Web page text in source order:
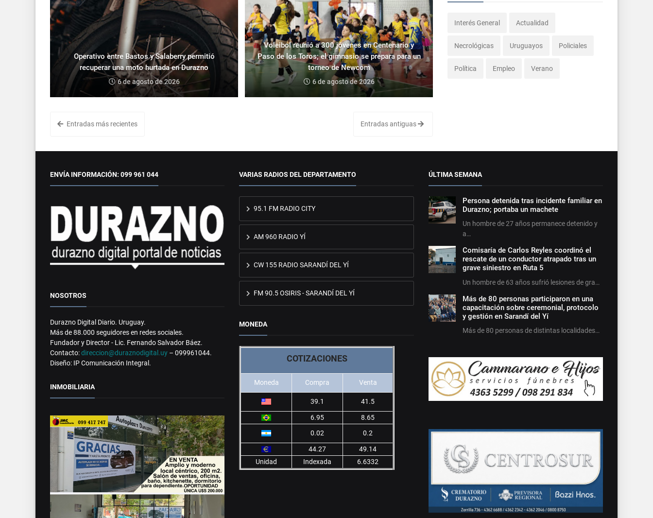
Operativo entre Bastos y Salaberry permitió
recuperar una moto hurtada en Durazno
6 de agosto de 2026
Voleibol reunió a 300 jóvenes en Centenario y
Paso de los Toros; el gimnasio se prepara para un
torneo de Newcom
6 de agosto de 2026
Entradas más recientes Entradas antiguas
Interés General Actualidad
Necrológicas Uruguayos Policiales
Política Empleo Verano
ENVÍA INFORMACIÓN: 099 961 044
NOSOTROS
Durazno Digital Diario. Uruguay.
Más de 88.000 seguidores en redes sociales.
Fundador y Director - Lic. Fernando Salvador Báez.
Contacto:direccion@duraznodigital.uy – 099961044.
Diseño: IP Comunicación Integral.
INMOBILIARIA
VARIAS RADIOS DEL DEPARTAMENTO
95.1 FM RADIO CITY
AM 960 RADIO YÍ
CW 155 RADIO SARANDÍ DEL YÍ
FM 90.5 OSIRIS - SARANDÍ DEL YÍ
MONEDA
COTIZACIONES
Moneda Compra Venta
39.1 41.5
6.95
8.65
0.02
0.2
44.27
49.14
Unidad
Indexada 6.6332
ÚLTIMA SEMANA
Persona detenida tras incidente familiar en
Durazno; portaba un machete
Un hombre de 27 años permanece detenido y
a…
Comisaría de Carlos Reyles coordinó el
rescate de un conductor atrapado tras un
grave siniestro en Ruta 5
Un hombre de 63 años sufrió lesiones de gra…
Más de 80 personas participaron en una
capacitación sobre ceremonial, protocolo
y gestión en Sarandí del Yí
Más de 80 personas de distintas localidades…